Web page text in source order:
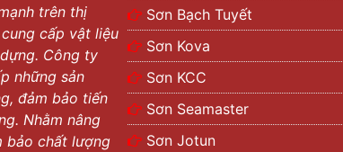
trên thị
cấp vật liệu
Công ty
những sản
đảm bảo tiến
Nhằm nâng
bảo chất lượng
Sơn Bạch Tuyết
Sơn Kova
Sơn KCC
Sơn Seamaster
Sơn Jotun